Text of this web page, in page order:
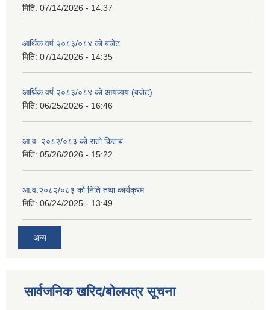
मिति: 07/14/2026 - 14:37
आर्थिक वर्ष २०८३/०८४ को बजेट
मिति: 07/14/2026 - 14:35
आर्थिक वर्ष २०८३/०८४ को आयव्यय (बजेट)
मिति: 06/25/2026 - 16:46
आ.व. २०८२/०८३ को रातो किताब
मिति: 05/26/2026 - 15:22
आ.व.२०८२/०८३ को निति तथा कार्यक्रम
मिति: 06/24/2025 - 13:49
अन्य
सार्वजनिक खरिद/बोलपत्र सूचना